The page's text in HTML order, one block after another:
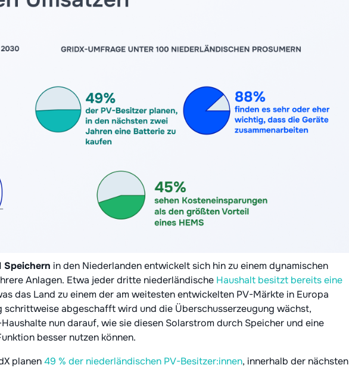
Speichern in den Niederlanden entwickelt sich hin zu einem dynamischen
Anlagen. Etwa jeder dritte niederländische Haushalt besitzt bereits eine
das Land zu einem der am weitesten entwickelten PV-Märkte in Europa
schrittweise abgeschafft wird und die Überschusserzeugung wächst,
nun darauf, wie sie diesen Solarstrom durch Speicher und eine
besser nutzen können.
planen49 % der niederländischen PV-Besitzer:innen, innerhalb der nächsten